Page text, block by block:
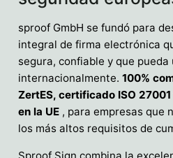
sproof GmbH se fundó para
integral de firma electrónica
segura, confiable y que pueda
internacionalmente.100%
ZertES, certificado ISO
en la UE , para empresas que
los más altos requisitos de